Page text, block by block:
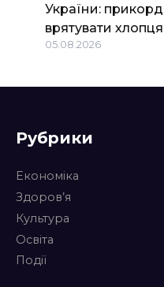
України:
врятувати хлопця
05.08.2026
Рубрики
Економіка
Здоров’я
Культура
Освіта
Події